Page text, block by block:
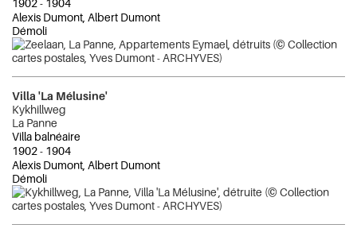
1902- 1904
Alexis Dumont, Albert Dumont
Démoli
Villa 'La Mélusine'
Kykhillweg
La Panne
Villa balnéaire
1902- 1904
Alexis Dumont, Albert Dumont
Démoli